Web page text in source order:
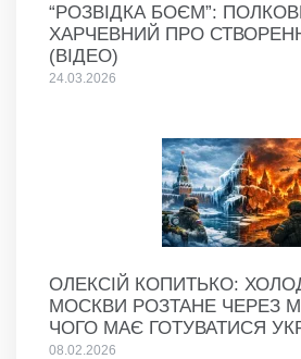
“РОЗВІДКА БОЄМ”:
ХАРЧЕВНИЙ ПРО
(ВІДЕО)
24.03.2026
ОЛЕКСІЙ КОПИТЬКО:
МОСКВИ РОЗТАНЕ ЧЕРЕЗ
ЧОГО МАЄ ГОТУВАТИСЯ
08.02.2026